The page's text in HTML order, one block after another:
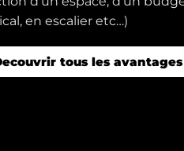
en escalier etc…)
tous les